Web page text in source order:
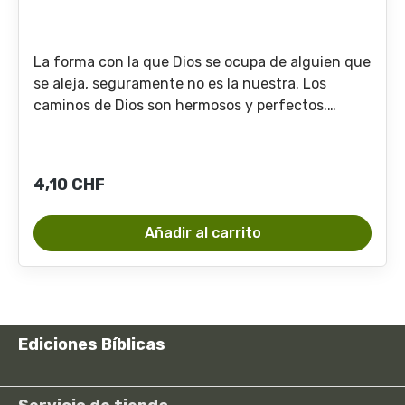
La forma con la que Dios se ocupa de alguien que
se aleja, seguramente no es la nuestra. Los
caminos de Dios son hermosos y perfectos.
mejores han sido preparados para usted. El
propósito de Dios es conducirnos a un estado
práctico mejor del que hemos perdido al
alejarnos. De esto resulta que gustamos mucho
Precio normal:
4,10 CHF
Añadir al carrito
Ediciones Bíblicas